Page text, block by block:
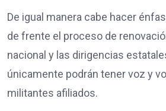
De igual manera cabe hacer
de frente el proceso de
nacional y las dirigencias
únicamente podrán tener voz y
militantes afiliados.